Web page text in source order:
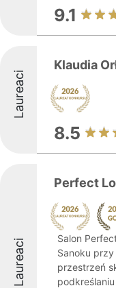
9.1
Laureaci
Klaudia
8.5
Laureaci
Perfect
Salon
Sanoku
przestrzeń